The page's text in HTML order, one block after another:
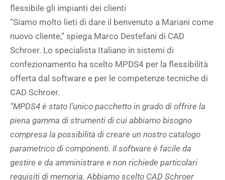
flessibile gli impianti dei clienti
“Siamo molto lieti di dare il benvenuto a Mariani come
nuovo cliente,” spiega Marco Destefani di CAD
Schroer. Lo specialista Italiano in sistemi di
confezionamento ha scelto MPDS4 per la flessibilità
offerta dal software e per le competenze tecniche di
CAD Schroer.
“MPDS4 è stato l’unico pacchetto in grado di offrire la
piena gamma di strumenti di cui abbiamo bisogno
compresa la possibilità di creare un nostro catalogo
parametrico di componenti. Il software è facile da
gestire e da amministrare e non richiede particolari
requisiti di memoria. Abbiamo scelto CAD Schroer